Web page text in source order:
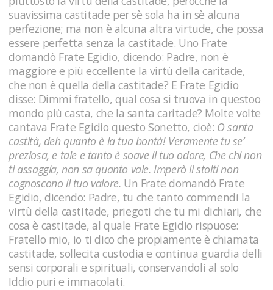
suavissima castitade per sè sola ha in sè alcuna
perfezione; ma non è alcuna altra virtude, che possa
essere perfetta senza la castitade. Uno Frate
domandò Frate Egidio, dicendo: Padre, non è
maggiore e più eccellente la virtù della caritade,
che non è quella della castitade? E Frate Egidio
disse: Dimmi fratello, qual cosa si truova in questoo
mondo più casta, che la santa caritade? Molte volte
cantava Frate Egidio questo Sonetto, cioè: O santa
castità, deh quanto è la tua bontà! Veramente tu se’
preziosa, e tale e tanto è soave il tuo odore, Che chi non
ti assaggia, non sa quanto vale. Imperò li stolti non
cognoscono il tuo valore. Un Frate domandò Frate
Egidio, dicendo: Padre, tu che tanto commendi la
virtù della castitade, priegoti che tu mi dichiari, che
cosa è castitade, al quale Frate Egidio rispuose:
Fratello mio, io ti dico che propiamente è chiamata
castitade, sollecita custodia e continua guardia delli
sensi corporali e spirituali, conservandoli al solo
Iddio puri e immacolati.